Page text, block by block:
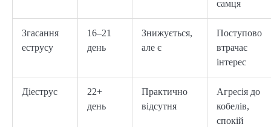
самця
Згасання
еструсу
16–21
день
Знижується,
але є
Поступово
втрачає
інтерес
Діеструс
22+
день
Практично
відсутня
Агресія до
кобелів,
спокій